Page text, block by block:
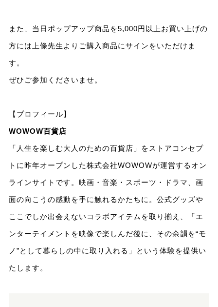
また、当日ポップアップ商品を5,000円以上お買い上げの
方には上條先生よりご購入商品にサインをいただけま
す。
ぜひご参加くださいませ。
【プロフィール】
WOWOW百貨店
「人生を楽しむ大人のための百貨店」をストアコンセプ
トに昨年オープンした株式会社WOWOWが運営するオン
ラインサイトです。映画・音楽・スポーツ・ドラマ、画
面の向こうの感動を手に触れるかたちに。公式グッズや
ここでしか出会えないコラボアイテムを取り揃え、「エ
ンターテイメントを映像で楽しんだ後に、その余韻を“モ
ノ”として暮らしの中に取り入れる」という体験を提供い
たします。